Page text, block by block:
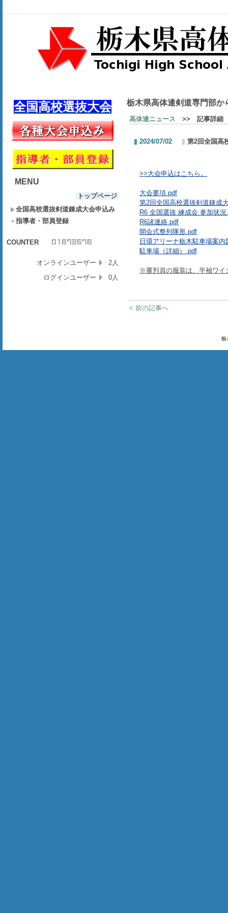
全国高校選抜大会
MENU
トップページ
全国高校選抜剣道錬成大会申込み
指導者・部員登録
COUNTER
オンラインユーザー
2人
ログインユーザー
0人
栃木県高体連剣道専門部か
高体連ニュース >> 記事詳細
2024/07/02 第2回全国高
>>大会申込はこちら。
大会要項.pdf
第2回全国高校選抜剣道錬成
R6 全国選抜 練成会 参加状況
R6諸連絡.pdf
開会式整列隊形.pdf
日環アリーナ栃木駐車場案内
駐車場（詳細）.pdf
※審判員の服装は、半袖ワイ
< 前の記事へ
栃